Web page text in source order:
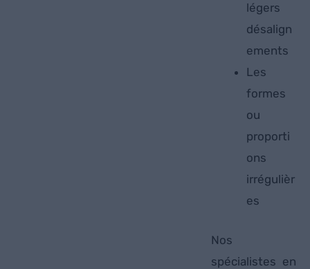
légers
désalign
ements
Les
formes
ou
proporti
ons
irrégulièr
es
Nos
spécialistes en